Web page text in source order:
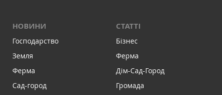
НОВИНИ
Господарство
Земля
Ферма
Сад-город
СТАТТІ
Бізнес
Ферма
Дім-Сад-Город
Громада